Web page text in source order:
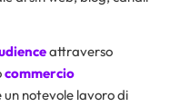
attraverso
commercio
notevole lavoro di